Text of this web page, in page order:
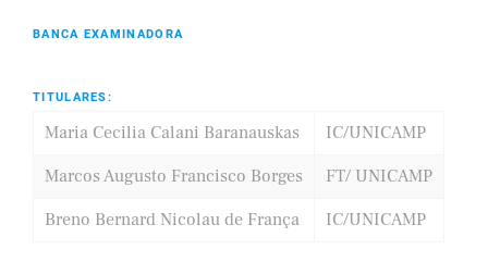
BANCA EXAMINADORA
TITULARES:
Maria Cecilia Calani Baranauskas
IC/UNICAMP
Marcos Augusto Francisco Borges
FT/ UNICAMP
Breno Bernard Nicolau de França
IC/UNICAMP